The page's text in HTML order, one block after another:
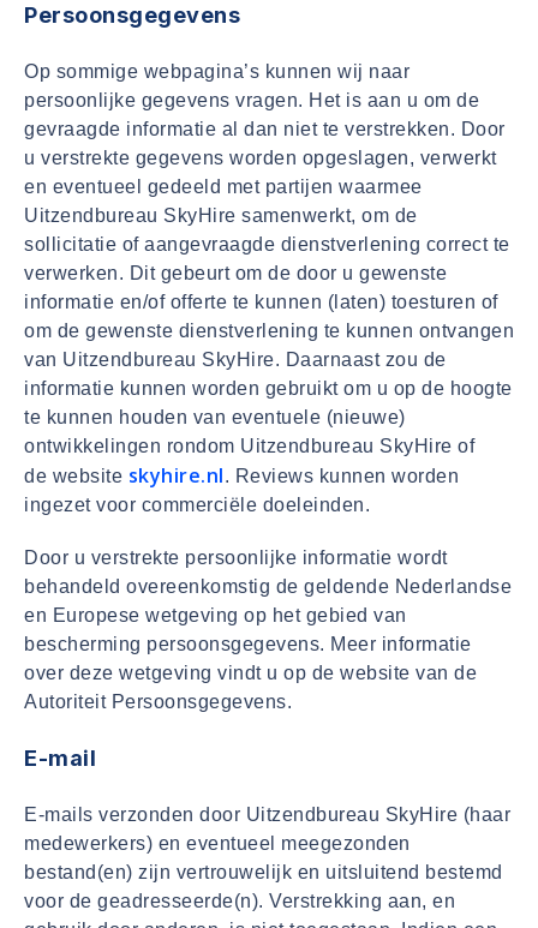
Persoonsgegevens
Op sommige webpagina’s kunnen wij naar
persoonlijke gegevens vragen. Het is aan u om de
gevraagde informatie al dan niet te verstrekken. Door
u verstrekte gegevens worden opgeslagen, verwerkt
en eventueel gedeeld met partijen waarmee
Uitzendbureau SkyHire samenwerkt, om de
sollicitatie of aangevraagde dienstverlening correct te
verwerken. Dit gebeurt om de door u gewenste
informatie en/of offerte te kunnen (laten) toesturen of
om de gewenste dienstverlening te kunnen ontvangen
van Uitzendbureau SkyHire. Daarnaast zou de
informatie kunnen worden gebruikt om u op de hoogte
te kunnen houden van eventuele (nieuwe)
ontwikkelingen rondom Uitzendbureau SkyHire of
de website skyhire.nl. Reviews kunnen worden
ingezet voor commerciële doeleinden.
Door u verstrekte persoonlijke informatie wordt
behandeld overeenkomstig de geldende Nederlandse
en Europese wetgeving op het gebied van
bescherming persoonsgegevens. Meer informatie
over deze wetgeving vindt u op de website van de
Autoriteit Persoonsgegevens.
E-mail
E-mails verzonden door Uitzendbureau SkyHire (haar
medewerkers) en eventueel meegezonden
bestand(en) zijn vertrouwelijk en uitsluitend bestemd
voor de geadresseerde(n). Verstrekking aan, en